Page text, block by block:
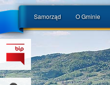
Samorząd O Gminie